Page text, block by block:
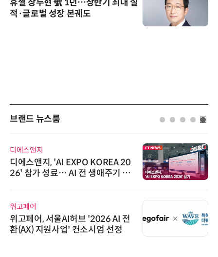
휴젤 장두현 號 1년…상반기 최대 실
적·글로벌 성장 본궤도
브랜드 뉴스룸
디에스앤지
디에스앤지, 'AI EXPO KOREA 20
26' 참가 성료… AI 전 생애주기 아
위고페어
위고페어, 서울AI허브 '2026 AI 전
환(AX) 지원사업' 컨소시엄 선정